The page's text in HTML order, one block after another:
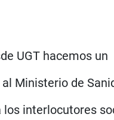
UGT hacemos un
Ministerio de
los interlocutores